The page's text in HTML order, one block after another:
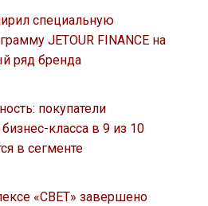
специальную
JETOUR FINANCE на
ряд бренда
покупатели
класса в 9 из 10
в сегменте
«СВЕТ» завершено